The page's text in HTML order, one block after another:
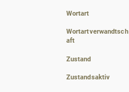
Wortart
Wortartverwandtsch
aft
Zustand
Zustandsaktiv